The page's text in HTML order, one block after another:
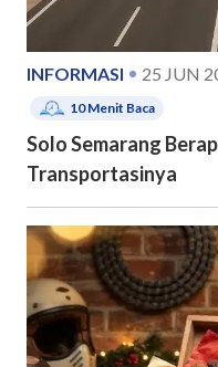
INFORMASI 25 JUN
10Menit Baca
Solo Semarang
Transportasinya